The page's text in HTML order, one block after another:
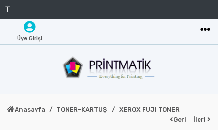
Üye Girişi
Anasayfa TONER-KARTUŞ
XEROX FUJI TONER
Geri
İleri